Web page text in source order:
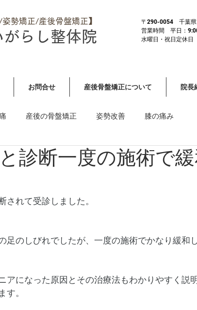
勢矯正/産後骨盤矯正】
がらし整体院
〒290-0054 千葉県
営業時間 平日：
​水曜日・祝日定休日
お問合せ 産後骨盤矯正について 院長
産後の骨盤矯正 姿勢改善 膝の痛み
その他全身症状・重症 首や肩の痛み・しびれ
診断一度の施術で
されて受診しました。
足のしびれでしたが、一度の施術でかなり緩和し
アになった原因とその治療法もわかりやすく説
す。